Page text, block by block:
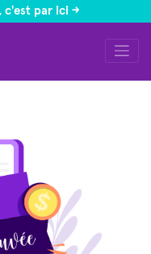
c'est par ici ->